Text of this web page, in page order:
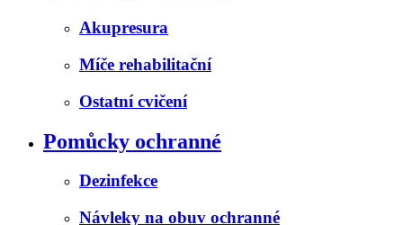
Akupresura
Míče rehabilitační
Ostatní cvičení
Pomůcky ochranné
Dezinfekce
Návleky na obuv ochranné